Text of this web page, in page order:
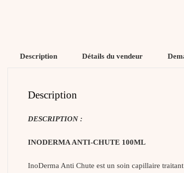
Description Détails du vendeur
Description
DESCRIPTION :
INODERMA ANTI-CHUTE 100ML
InoDerma Anti Chute est un soin capillaire